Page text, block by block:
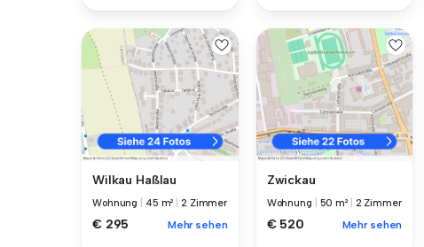
Wilkau Haßlau
Wohnung 45 m² |2 Zimmer
€ 295 Mehr sehen
Zwickau
Wohnung 50 m² 2 Zimmer
€ 520 Mehr sehen